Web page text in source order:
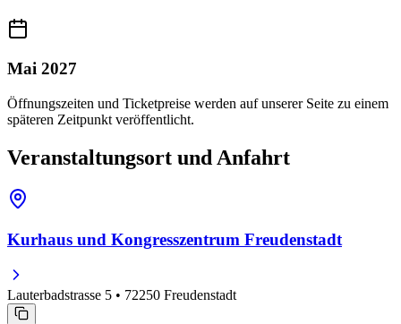
Mai 2027
Öffnungszeiten und Ticketpreise werden auf unserer Seite zu einem
späteren Zeitpunkt veröffentlicht.
Veranstaltungsort und Anfahrt
Kurhaus und Kongresszentrum Freudenstadt
Lauterbadstrasse 5 • 72250 Freudenstadt